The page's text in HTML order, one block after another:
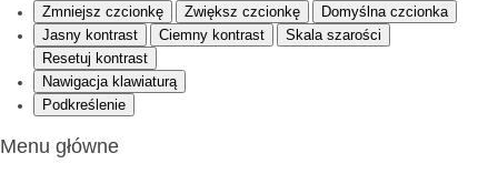
Zmniejsz czcionkę Zwiększ czcionkę
Domyślna czcionka
Jasny kontrast
Ciemny kontrast
Skala szarości
Resetuj kontrast
Nawigacja klawiaturą
Podkreślenie
Menu główne